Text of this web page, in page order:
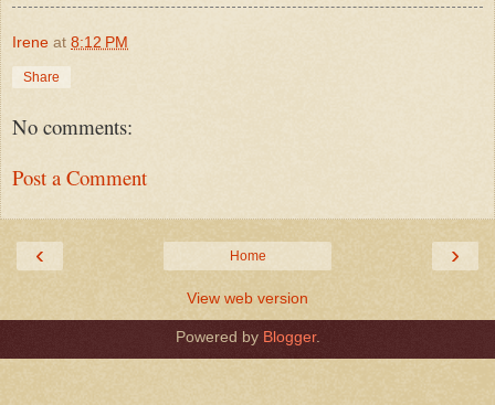
Irene at 8:12 PM
Share
No comments:
Post a Comment
‹ ›
Home
View web version
Powered by Blogger.